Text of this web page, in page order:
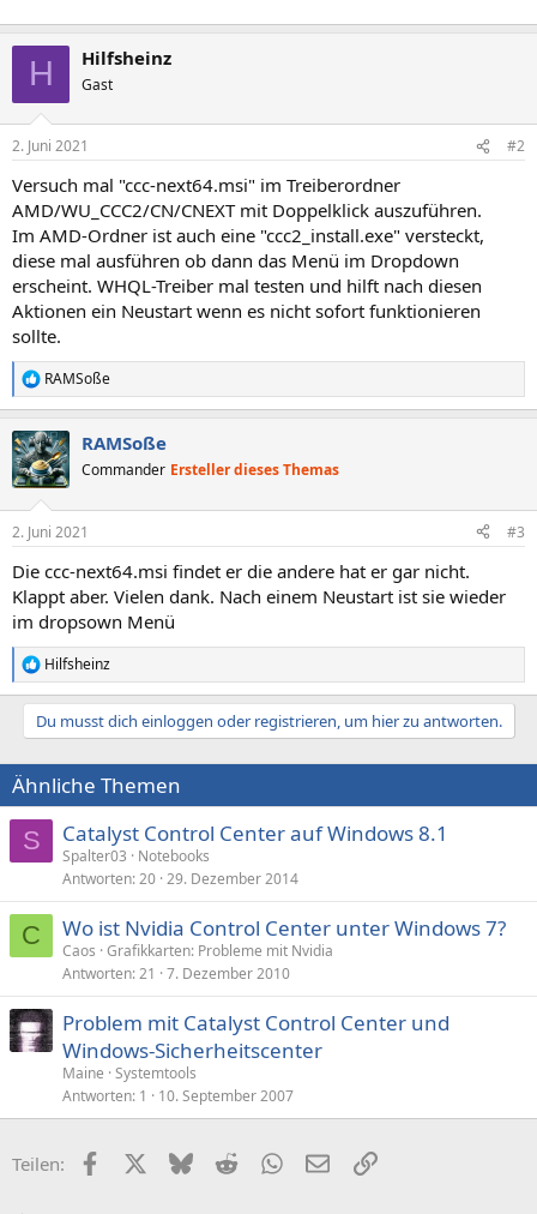
H Hilfsheinz
Gast
2. Juni 2021 #2
Versuch mal "ccc-next64.msi" im Treiberordner
AMD/WU_CCC2/CN/CNEXT mit Doppelklick auszuführen.
Im AMD-Ordner ist auch eine "ccc2_install.exe" versteckt,
diese mal ausführen ob dann das Menü im Dropdown
erscheint. WHQL-Treiber mal testen und hilft nach diesen
Aktionen ein Neustart wenn es nicht sofort funktionieren
sollte.
R
e
k
t
i
e
:
RAMSoße
RAMSoße
Commander Ersteller dieses Themas
2. Juni 2021 #3
Die ccc-next64.msi findet er die andere hat er gar nicht.
Klappt aber. Vielen dank. Nach einem Neustart ist sie wieder
im dropsown Menü
R
e
a
i
o
n
e
n
:
Hilfsheinz
Du musst dich einloggen oder registrieren, um hier zu antworten.
Ähnliche Themen
S Catalyst Control Center auf Windows 8.1
Spalter03
Notebooks
Antworten 20 29. Dezember 2014
C Wo ist Nvidia Control Center unter Windows 7?
Caos Grafikkarten: Probleme mit Nvidia
Antworten 21 7. Dezember 2010
Problem mit Catalyst Control Center und
Windows-Sicherheitscenter
Maine Systemtools
Antworten 1 10. September 2007
Teilen: FacebookX (Twitter)
BlueskyRedditWhatsApp
E-MailLink